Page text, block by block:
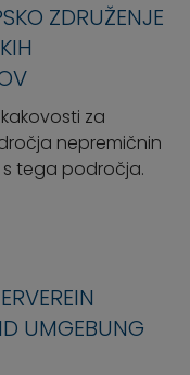
ZDRUŽENJE
za
nepremičnin
s tega področja.
UMGEBUNG